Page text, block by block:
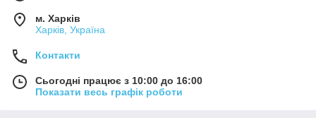
м. Харків
Харків, Україна
Контакти
Сьогодні працює з 10:00 до 16:00
Показати весь графік роботи